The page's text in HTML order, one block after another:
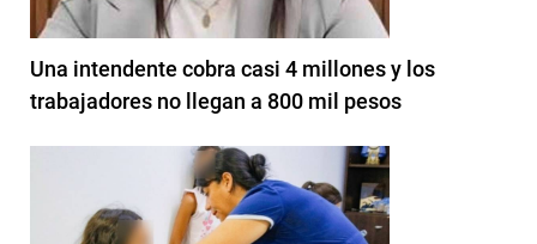
Una intendente cobra casi 4 millones y los
trabajadores no llegan a 800 mil pesos